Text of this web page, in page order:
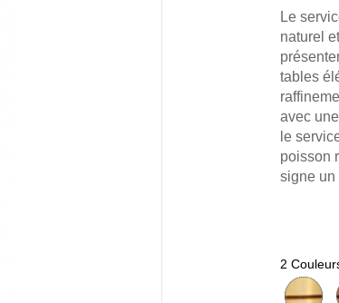
Le
naturel
tables
avec
le
poisson
signe un
2